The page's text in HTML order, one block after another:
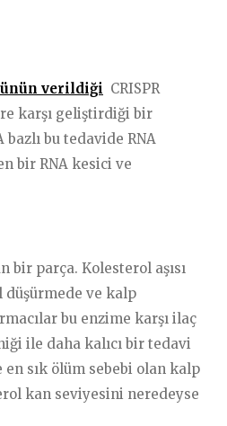
verildiği CRISPR
karşı geliştirdiği bir
bu tedavide RNA
bir RNA kesici ve
bir parça. Kolesterol aşısı
düşürmede ve kalp
bu enzime karşı ilaç
ile daha kalıcı bir tedavi
sık ölüm sebebi olan kalp
kan seviyesini neredeyse